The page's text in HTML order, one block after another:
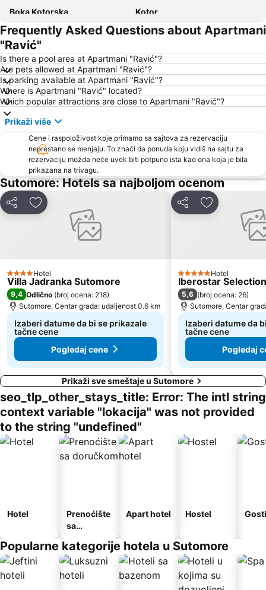
Boka Kotorska
Kotor
Ženska plaža
Bečićka plaža
Seljanovo
Kraljičina plaža
Stari grad Budva
Pržno
Utjeha
Porto Montenegro
Žanjice
Buljarica
Crvena plaža
Waikiki
Miami Beach
Uvala Valdanos
Kamenovo
Kopakabana
Kraljičina plaža
Veliki Pijesak
Petrovacka Obala
Plaža Mogren
Maljevik
Kalardovo
Aerodrom Podgorica
Almara Beach
Mojito
Stari Bar
Luka Bar
Skadarsko jezero - Schkodra
Safari
Frequently Asked Questions about Apartmani
"Ravić"
Is there a pool area at Apartmani "Ravić"?
Are pets allowed at Apartmani "Ravić"?
Is parking available at Apartmani "Ravić"?
Where is Apartmani "Ravić" located?
Which popular attractions are close to Apartmani "Ravić"?
Prikaži više
Cene i raspoloživost koje primamo sa sajtova za rezervaciju
neprestano se menjaju. To znači da ponuda koju vidiš na sajtu za
rezervaciju možda neće uvek biti potpuno ista kao ona koja je bila
prikazana na trivagu.
Sutomore: Hotels sa najboljom ocenom
Deli Dodati u favorite
4 Zvezdice
Hotel
Villa Jadranka Sutomore
9,4 Odlično (broj ocena: 218)
Sutomore, Centar grada: udaljenost 0.6 km
Izaberi datume da bi se prikazale
tačne cene
Pogledaj cene
Deli Dodati u
5 Zvezdice
Hotel
Iberostar
5,6 (broj ocena: 26)
Sutomore, Centar
Izaberi datume da
tačne cene
Pogledaj
Prikaži sve smeštaje u Sutomore
seo_tlp_other_stays_title: Error: The intl string
context variable "lokacija" was not provided
to the string "undefined"
Hotel
Prenoćište
sa
Apart hotel Hostel
Popularne kategorije hotela u Sutomore